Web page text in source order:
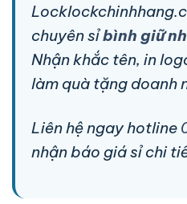
chuyên sỉbình giữ
Nhận khắc tên, in
làm quà tặng doanh
Liên hệ ngay hotline
nhận báo giá sỉ chi